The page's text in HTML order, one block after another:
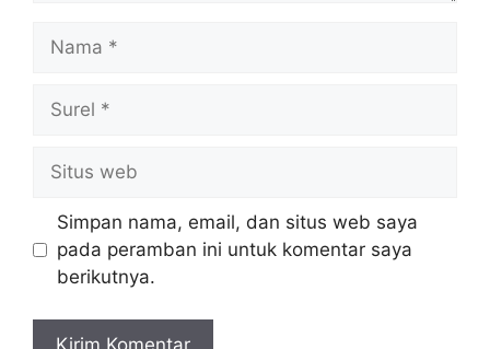
Nama
Surel
Situs
web
Simpan nama, email, dan situs web saya
pada peramban ini untuk komentar saya
berikutnya.